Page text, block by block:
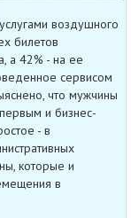
воздушного
билетов
а 42% - на ее
сервисом
что мужчины
и бизнес-
- в
которые и
в